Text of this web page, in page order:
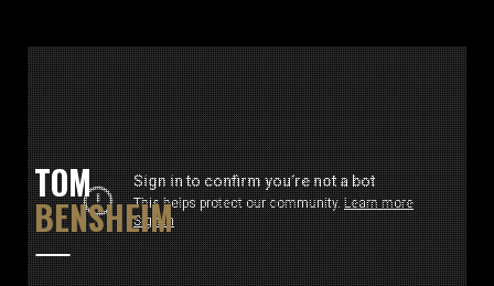
TOM
BENSHEIM